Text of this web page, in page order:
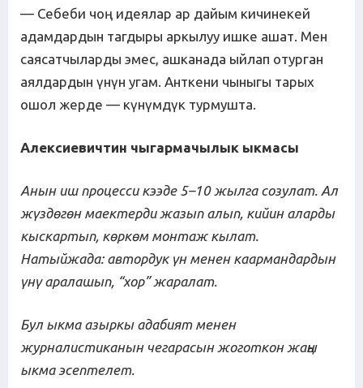
— Себеби чоң идеялар ар дайым кичинекей
адамдардын тагдыры аркылуу ишке ашат. Мен
саясатчыларды эмес, ашканада ыйлап отурган
аялдардын үнүн угам. Анткени чыныгы тарых
ошол жерде — күнүмдүк турмушта.
Алексиевичтин чыгармачылык ыкмасы
Анын иш процесси кээде 5–10 жылга созулат. Ал
жүздөгөн маектерди жазып алып, кийин аларды
кыскартып, көркөм монтаж кылат.
Натыйжада: автордук үн менен каармандардын
үнү аралашып, “хор” жаралат.
Бул ыкма азыркы адабият менен
журналистиканын чегарасын жоготкон жаңы
ыкма эсептелет.